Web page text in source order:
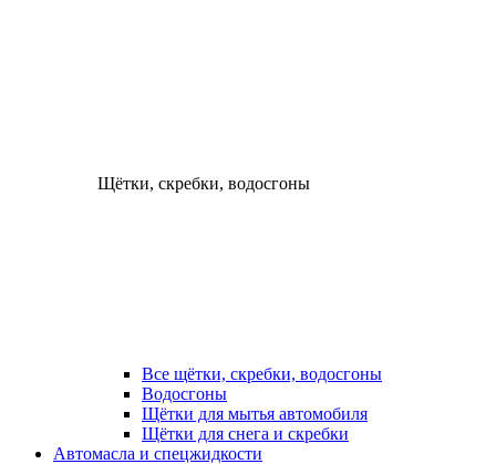
Щётки, скребки, водосгоны
Все щётки, скребки, водосгоны
Водосгоны
Щётки для мытья автомобиля
Щётки для снега и скребки
Автомасла и спецжидкости